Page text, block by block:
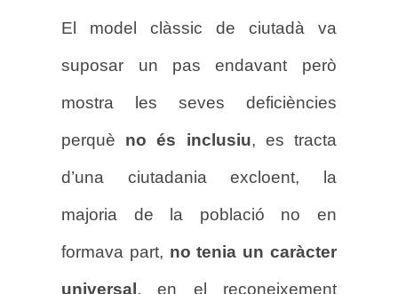
El model clàssic de ciutadà va
suposar un pas endavant però
mostra les seves deficiències
perquè no és inclusiu, es tracta
d’una ciutadania excloent, la
majoria de la població no en
formava part, no tenia un caràcter
universal , en el reconeixement